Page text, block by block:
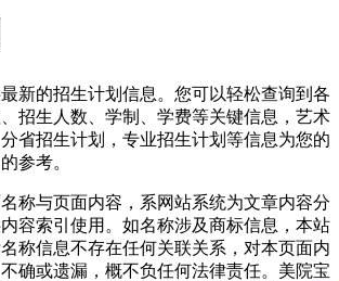
新的招生计划信息。您可以轻松查询到各
招生人数、学制、学费等关键信息，艺术
省招生计划，专业招生计划等信息为您的
参考。
称与页面内容，系网站系统为文章内容分
容索引使用。如名称涉及商标信息，本站
称信息不存在任何关联关系，对本页面内
确或遗漏，概不负任何法律责任。美院宝